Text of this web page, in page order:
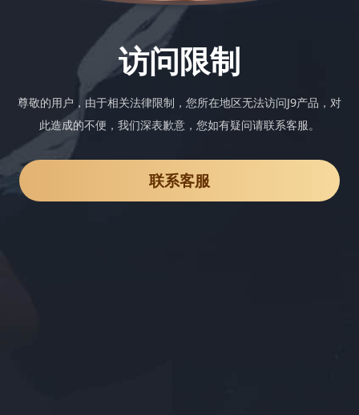
访问限制
尊敬的用户，由于相关法律限制，您所在地区无法访问J9产品，对
此造成的不便，我们深表歉意，您如有疑问请联系客服。
联系客服